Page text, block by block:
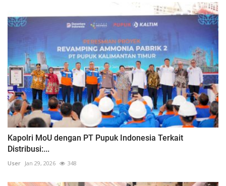
Kapolri MoU dengan PT Pupuk Indonesia Terkait
Distribusi:...
User Jan 29, 2026 348